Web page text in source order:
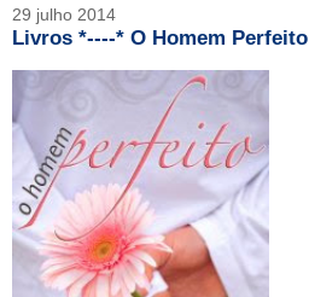
29 julho 2014
Livros *----* O Homem Perfeito